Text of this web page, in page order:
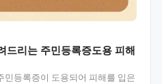
드리는 주민등록증도용 피해
민등록증이 도용되어 피해를 입은